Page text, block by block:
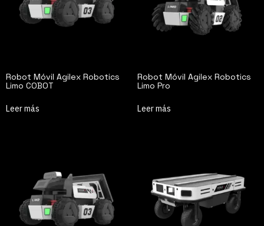
Robot Móvil Agilex Robotics
Limo COBOT
Leer más
Robot Móvil Agilex Robotics
Limo Pro
Leer más